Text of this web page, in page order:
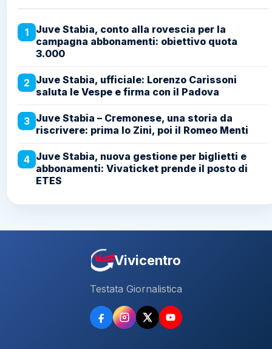
1
Juve Stabia, conto alla rovescia per la
campagna abbonamenti: obiettivo quota
3.000
2 Juve Stabia, ufficiale: Lorenzo Carissoni
saluta le Vespe e firma con il Padova
3 Juve Stabia – Cremonese, una storia da
riscrivere: prima lo Zini, poi il Romeo Menti
4 Juve Stabia, nuova gestione per biglietti e
abbonamenti: Vivaticket prende il posto di
ETES
Vivicentro
Testata Giornalistica